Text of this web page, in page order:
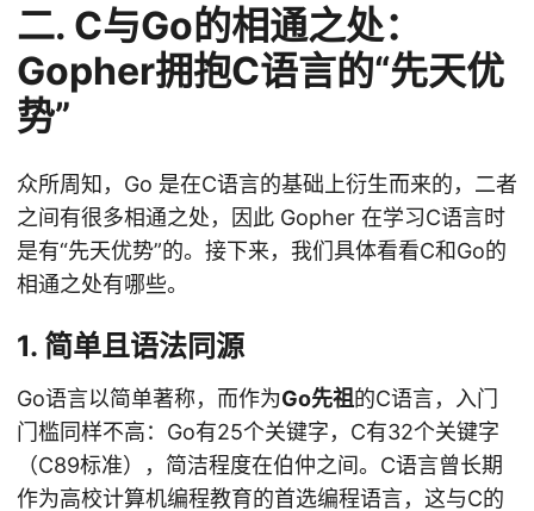
二. C与Go的相通之处：
Gopher拥抱C语言的“先天优
势”
众所周知，Go 是在C语言的基础上衍生而来的，二者
之间有很多相通之处，因此 Gopher 在学习C语言时
是有“先天优势”的。接下来，我们具体看看C和Go的
相通之处有哪些。
1. 简单且语法同源
Go语言以简单著称，而作为Go先祖的C语言，入门
门槛同样不高：Go有25个关键字，C有32个关键字
（C89标准），简洁程度在伯仲之间。C语言曾长期
作为高校计算机编程教育的首选编程语言，这与C的